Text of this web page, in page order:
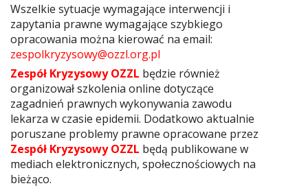
Wszelkie sytuacje wymagające interwencji i
zapytania prawne wymagające szybkiego
opracowania można kierować na email:
zespolkryzysowy@ozzl.org.pl
Zespół Kryzysowy OZZL będzie również
organizował szkolenia online dotyczące
zagadnień prawnych wykonywania zawodu
lekarza w czasie epidemii. Dodatkowo aktualnie
poruszane problemy prawne opracowane przez
Zespół Kryzysowy OZZL będą publikowane w
mediach elektronicznych, społecznościowych na
bieżąco.